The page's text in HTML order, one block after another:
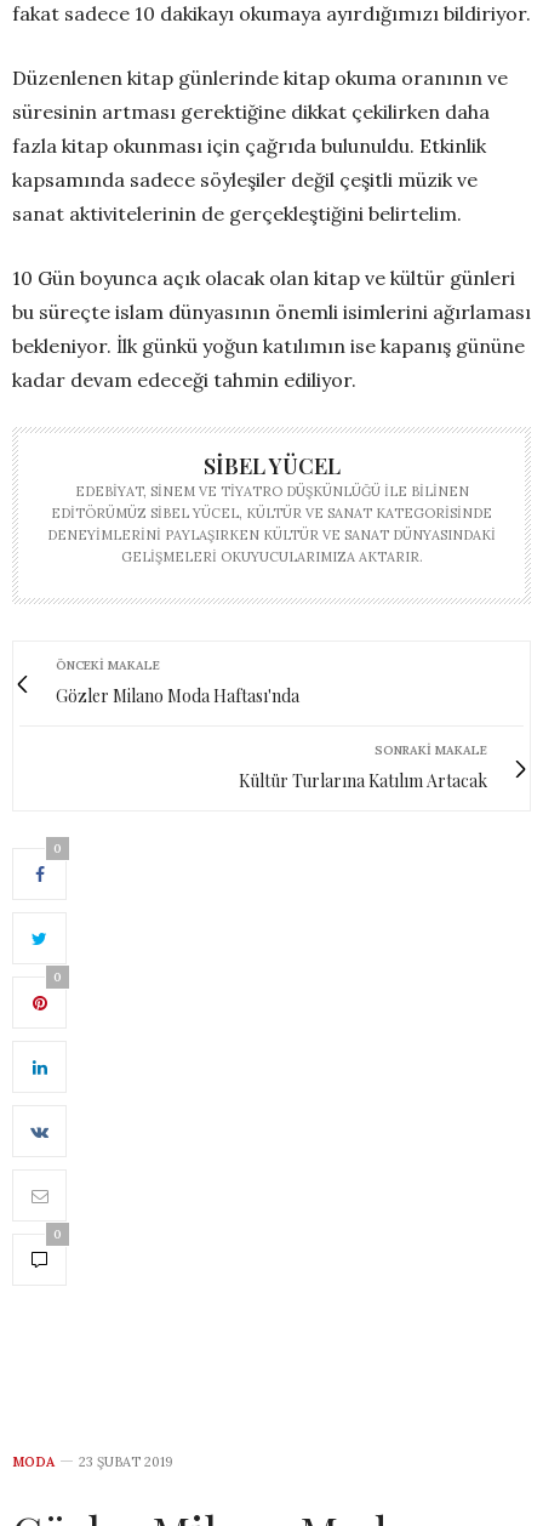
fakat sadece 10 dakikayı okumaya ayırdığımızı bildiriyor.
Düzenlenen kitap günlerinde kitap okuma oranının ve
süresinin artması gerektiğine dikkat çekilirken daha
fazla kitap okunması için çağrıda bulunuldu. Etkinlik
kapsamında sadece söyleşiler değil çeşitli müzik ve
sanat aktivitelerinin de gerçekleştiğini belirtelim.
10 Gün boyunca açık olacak olan kitap ve kültür günleri
bu süreçte islam dünyasının önemli isimlerini ağırlaması
bekleniyor. İlk günkü yoğun katılımın ise kapanış gününe
kadar devam edeceği tahmin ediliyor.
SIBEL YÜCEL
EDEBIYAT, SINEM VE TIYATRO DÜŞKÜNLÜĞÜ ILE BILINEN
EDITÖRÜMÜZ SIBEL YÜCEL, KÜLTÜR VE SANAT KATEGORISINDE
DENEYIMLERINI PAYLAŞIRKEN KÜLTÜR VE SANAT DÜNYASINDAKI
GELIŞMELERI OKUYUCULARIMIZA AKTARIR.
ÖNCEKI MAKALE
Gözler Milano Moda Haftası'nda
SONRAKI MAKALE
Kültür Turlarına Katılım Artacak
0
0
0
MODA 23 ŞUBAT 2019